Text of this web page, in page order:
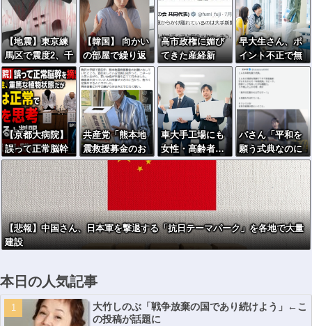
【地震】東京練
馬区で震度2、千
葉や神奈川でも
揺れ…お前ら気
付いた？
【韓国】 向かい
の部屋で繰り返
しわいせつ行
為…40代女性
「自宅に戻れな
い」
高市政権に媚び
てきた産経新
聞、コスト上昇
に耐えられず東
北6県撤退を発表
早大生さん、ポ
イント不正で無
銭飲食ｗｗｗ大
学が異例の警告
へ
【京都大病院】
誤って正常脳幹
を摘出された女
性､重篤な植物状
態だが意識は正
常で何かを思考
していると判明
共産党「熊本地
震救援募金のお
願いをしていた
ところ、中指を
立てられまし
た。嫌がらせ酷
い」
車大手工場にも
女性・高齢者…
軽作業ラインや
スポットワーク
パさん「平和を
願う式典なのに
防弾ガラスと防
弾バッグSPで囲
まれた壇上でス
ピーチする人が
総理大臣」
【悲報】中国さん、日本軍を撃退する「抗日テーマパーク」を各地で大量
建設
本日の人気記事
大竹しのぶ「戦争放棄の国であり続けよう」←こ
の投稿が話題に